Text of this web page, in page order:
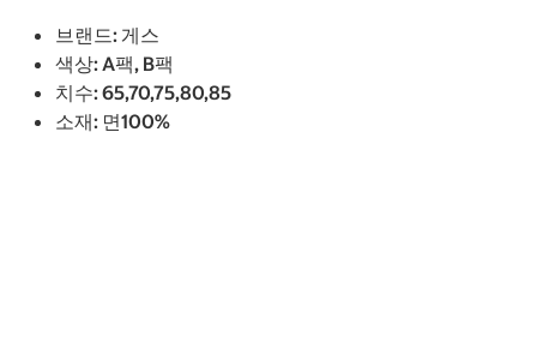
브랜드: 게스
색상: A팩, B팩
치수: 65,70,75,80,85
소재: 면100%